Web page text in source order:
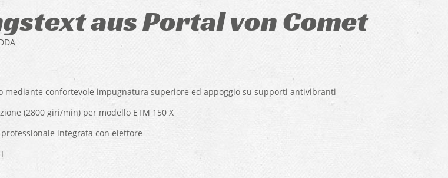
aus Portal von Comet
mediante confortevole impugnatura superiore ed appoggio su supporti antivibranti
(2800 giri/min) per modello ETM 150 X
integrata con eiettore